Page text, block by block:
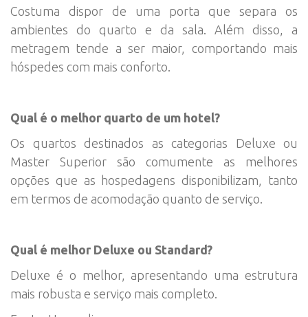
Costuma dispor de uma porta que separa os
ambientes do quarto e da sala. Além disso, a
metragem tende a ser maior, comportando mais
hóspedes com mais conforto.
Qual é o melhor quarto de um hotel?
Os quartos destinados as categorias Deluxe ou
Master Superior são comumente as melhores
opções que as hospedagens disponibilizam, tanto
em termos de acomodação quanto de serviço.
Qual é melhor Deluxe ou Standard?
Deluxe é o melhor, apresentando uma estrutura
mais robusta e serviço mais completo.